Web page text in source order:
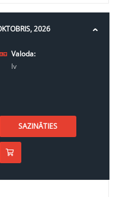
2026
Valoda:
lv
SAZINĀTIES